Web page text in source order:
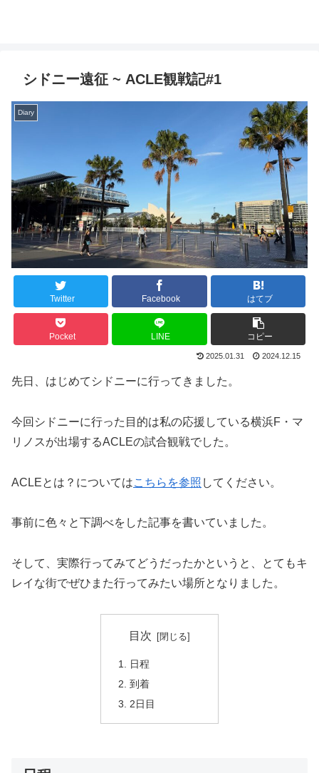
シドニー遠征 ~ ACLE観戦記#1
Diary
Twitter Facebook はてブ
Pocket LINE コピー
2025.01.31 2024.12.15
先日、はじめてシドニーに行ってきました。
今回シドニーに行った目的は私の応援している横浜F・マ
リノスが出場するACLEの試合観戦でした。
ACLEとは？についてはこちらを参照 してください。
事前に色々と下調べをした記事を書いていました。
そして、実際行ってみてどうだったかというと、とてもキ
レイな街でぜひまた行ってみたい場所となりました。
目次
日程
到着
2日目